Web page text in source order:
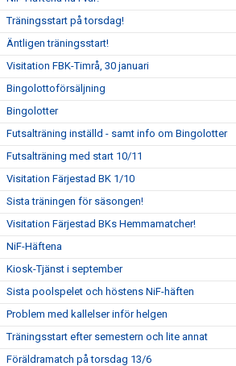
Träningsstart på torsdag!
Äntligen träningsstart!
Visitation FBK-Timrå, 30 januari
Bingolottoförsäljning
Bingolotter
Futsalträning inställd - samt info om Bingolotter
Futsalträning med start 10/11
Visitation Färjestad BK 1/10
Sista träningen för säsongen!
Visitation Färjestad BKs Hemmamatcher!
NiF-Häftena
Kiosk-Tjänst i september
Sista poolspelet och höstens NiF-häften
Problem med kallelser inför helgen
Träningsstart efter semestern och lite annat
Föräldramatch på torsdag 13/6